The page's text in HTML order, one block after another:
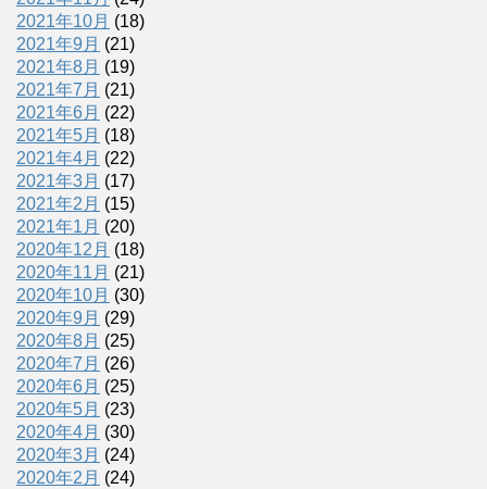
2021年10月 (18)
2021年9月 (21)
2021年8月 (19)
2021年7月 (21)
2021年6月 (22)
2021年5月 (18)
2021年4月 (22)
2021年3月 (17)
2021年2月 (15)
2021年1月 (20)
2020年12月 (18)
2020年11月 (21)
2020年10月 (30)
2020年9月 (29)
2020年8月 (25)
2020年7月 (26)
2020年6月 (25)
2020年5月 (23)
2020年4月 (30)
2020年3月 (24)
2020年2月 (24)